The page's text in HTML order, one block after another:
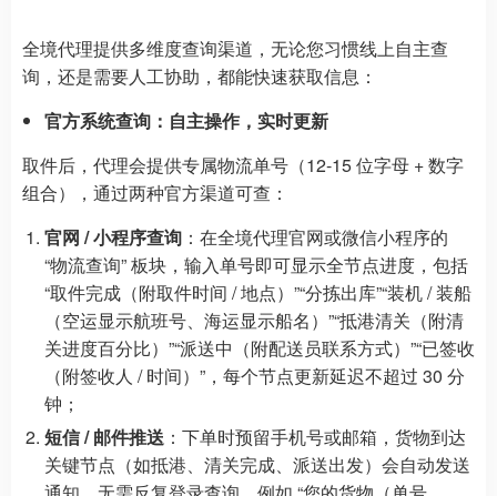
全境代理提供多维度查询渠道，无论您习惯线上自主查
询，还是需要人工协助，都能快速获取信息：
官方系统查询：自主操作，实时更新
取件后，代理会提供专属物流单号（12-15 位字母 + 数字
组合），通过两种官方渠道可查：
官网 / 小程序查询 ：在全境代理官网或微信小程序的
“物流查询” 板块，输入单号即可显示全节点进度，包括
“取件完成（附取件时间 / 地点）”“分拣出库”“装机 / 装船
（空运显示航班号、海运显示船名）”“抵港清关（附清
关进度百分比）”“派送中（附配送员联系方式）”“已签收
（附签收人 / 时间）”，每个节点更新延迟不超过 30 分
钟；
短信 / 邮件推送 ：下单时预留手机号或邮箱，货物到达
关键节点（如抵港、清关完成、派送出发）会自动发送